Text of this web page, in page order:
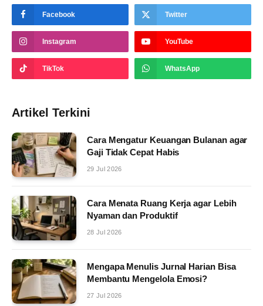
Facebook Twitter
Instagram YouTube
TikTok WhatsApp
Artikel Terkini
Cara Mengatur Keuangan Bulanan agar
Gaji Tidak Cepat Habis
29 Jul 2026
Cara Menata Ruang Kerja agar Lebih
Nyaman dan Produktif
28 Jul 2026
Mengapa Menulis Jurnal Harian Bisa
Membantu Mengelola Emosi?
27 Jul 2026